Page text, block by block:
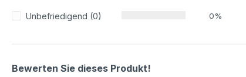
Unbefriedigend (0) 0%
Bewerten Sie dieses Produkt!